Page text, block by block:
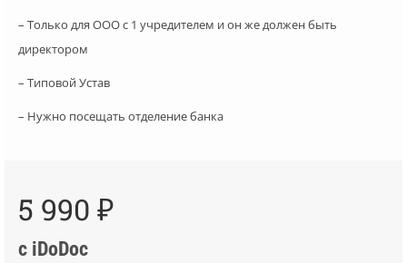
– Только для ООО с 1 учредителем и он же должен быть
директором
– Типовой Устав
– Нужно посещать отделение банка
5 990 ₽
с iDoDoc